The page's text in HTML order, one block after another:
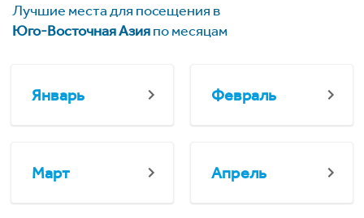
Лучшие места для посещения в
Юго-Восточная Азияпо месяцам
Январь Февраль
Март Апрель